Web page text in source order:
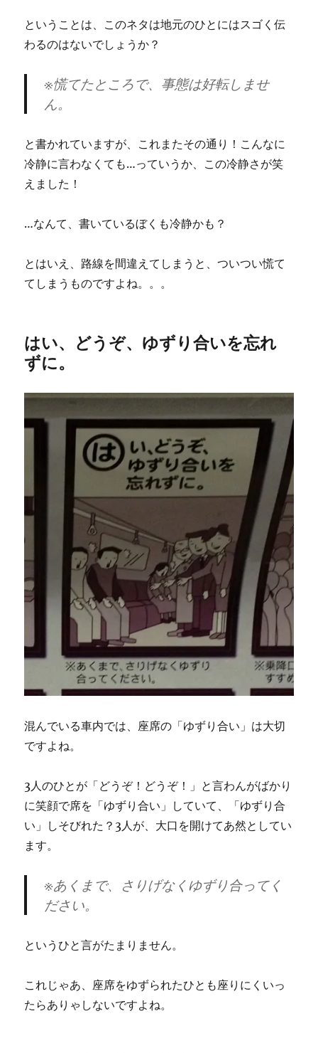
ということは、このネタは地元のひとにはスゴく伝
わるのはないでしょうか？
※慌てたところで、事態は好転しませ
ん。
と書かれていますが、これまたその通り！こんなに
冷静に言わなくても…っていうか、この冷静さが笑
えました！
…なんて、書いているぼくも冷静かも？
とはいえ、路線を間違えてしまうと、ついつい慌て
てしまうものですよね。。。
はい、どうぞ、ゆずり合いを忘れ
ずに。
混んでいる車内では、座席の「ゆずり合い」は大切
ですよね。
3人のひとが「どうぞ！どうぞ！」と言わんがばかり
に笑顔で席を「ゆずり合い」していて、「ゆずり合
い」しそびれた？3人が、大口を開けてあ然としてい
ます。
※あくまで、さりげなくゆずり合ってく
ださい。
というひと言がたまりません。
これじゃあ、座席をゆずられたひとも座りにくいっ
たらありゃしないですよね。